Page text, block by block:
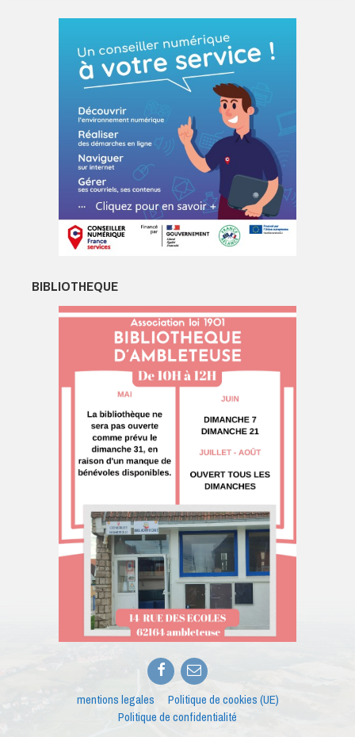
BIBLIOTHEQUE
Facebook
E-
mail
mentions legales
Politique de cookies (UE)
Politique de confidentialité